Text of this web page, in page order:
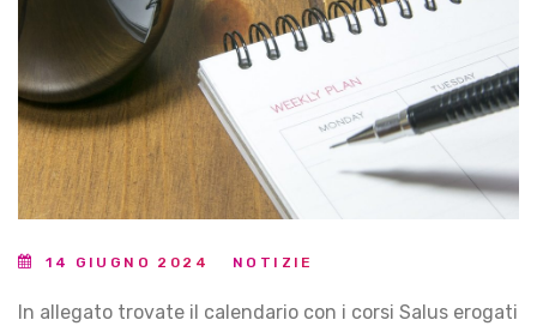
14 GIUGNO 2024 NOTIZIE
In allegato trovate il calendario con i corsi Salus erogati